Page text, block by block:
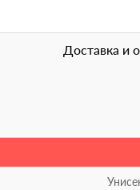
Доставка и